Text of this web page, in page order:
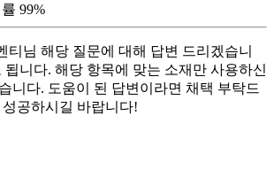
률 99%
티님 해당 질문에 대해 답변 드리겠습니
됩니다. 해당 항목에 맞는 소재만 사용하신
니다. 도움이 된 답변이라면 채택 부탁드
공하시길 바랍니다!